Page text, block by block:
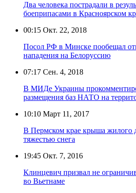
Два человека пострадали в
боеприпасами в Красноярском
00:15 Окт. 22, 2018
Посол РФ в Минске пообещал
нападения на Белоруссию‍
07:17 Сен. 4, 2018
В МИДе Украины
размещения баз НАТО на
10:10 Март 11, 2017
В Пермском крае крыша жилого
тяжестью снега
19:45 Окт. 7, 2016
Клинцевич призвал не
во Вьетнаме